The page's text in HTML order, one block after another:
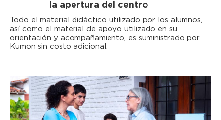
la apertura del centro
Todo el material didáctico utilizado por los alumnos,
así como el material de apoyo utilizado en su
orientación y acompañamiento, es suministrado por
Kumon sin costo adicional.